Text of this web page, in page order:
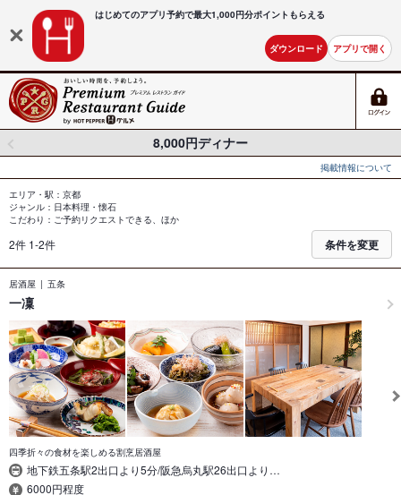
はじめてのアプリ予約で最大1,000円分ポイントもらえる
ダウンロード アプリで開く
8,000円ディナー
掲載情報について
エリア・駅：京都
ジャンル：日本料理・懐石
こだわり：ご予約リクエストできる、ほか
2件 1-2件 条件を変更
居酒屋 五条
一凜
四季折々の食材を楽しめる割烹居酒屋
地下鉄五条駅2出口より5分/阪急烏丸駅26出口より…
6000円程度